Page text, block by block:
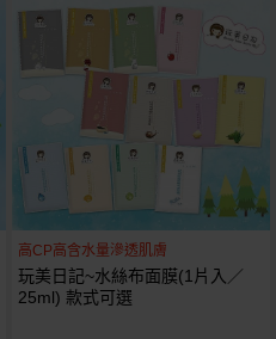
高CP高含水量滲透肌膚
玩美日記~水絲布面膜(1片入／
25ml) 款式可選